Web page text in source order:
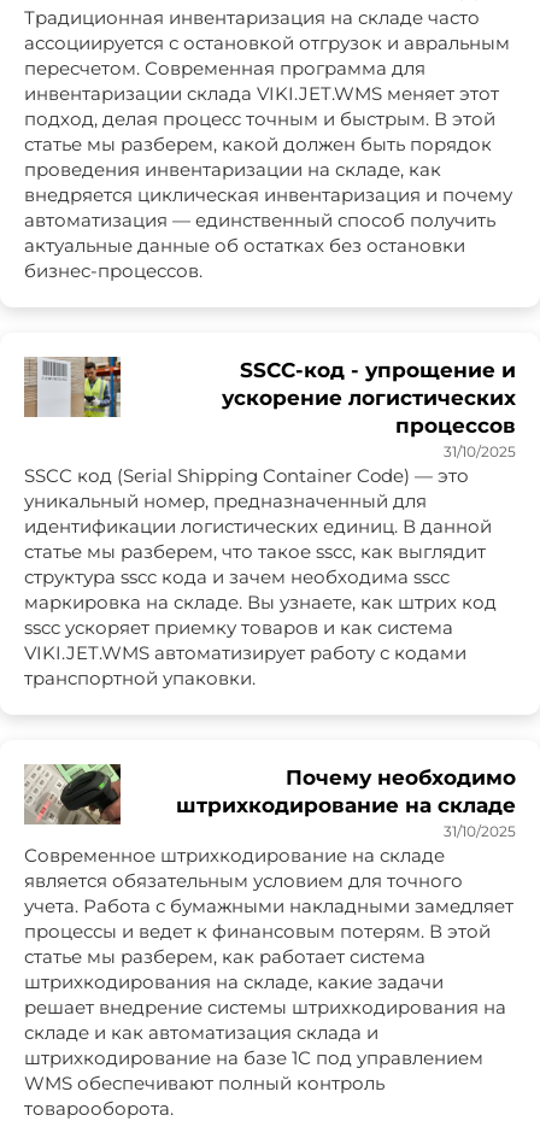
Традиционная инвентаризация на складе часто
ассоциируется с остановкой отгрузок и авральным
пересчетом. Современная программа для
инвентаризации склада VIKI.JET.WMS меняет этот
подход, делая процесс точным и быстрым. В этой
статье мы разберем, какой должен быть порядок
проведения инвентаризации на складе, как
внедряется циклическая инвентаризация и почему
автоматизация — единственный способ получить
актуальные данные об остатках без остановки
бизнес-процессов.
SSCC-код - упрощение и
ускорение логистических
процессов
31/10/2025
SSCC код (Serial Shipping Container Code) — это
уникальный номер, предназначенный для
идентификации логистических единиц. В данной
статье мы разберем, что такое sscc, как выглядит
структура sscc кода и зачем необходима sscc
маркировка на складе. Вы узнаете, как штрих код
sscc ускоряет приемку товаров и как система
VIKI.JET.WMS автоматизирует работу с кодами
транспортной упаковки.
Почему необходимо
штрихкодирование на складе
31/10/2025
Современное штрихкодирование на складе
является обязательным условием для точного
учета. Работа с бумажными накладными замедляет
процессы и ведет к финансовым потерям. В этой
статье мы разберем, как работает система
штрихкодирования на складе, какие задачи
решает внедрение системы штрихкодирования на
складе и как автоматизация склада и
штрихкодирование на базе 1С под управлением
WMS обеспечивают полный контроль
товарооборота.